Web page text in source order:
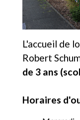
L'accueil de
Robert
de 3 ans
Horaires